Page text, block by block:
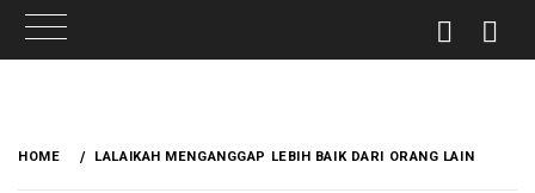
HOME LALAIKAH MENGANGGAP LEBIH BAIK DARI ORANG LAIN